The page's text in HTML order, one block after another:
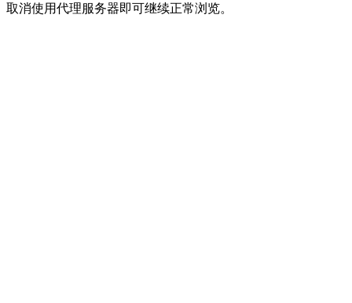
取消使用代理服务器即可继续正常浏览。